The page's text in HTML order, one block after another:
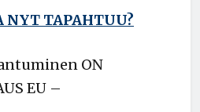
NYT TAPAHTUU?
ON
EU –